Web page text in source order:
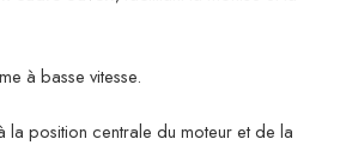
à basse vitesse.
la position centrale du moteur et de la